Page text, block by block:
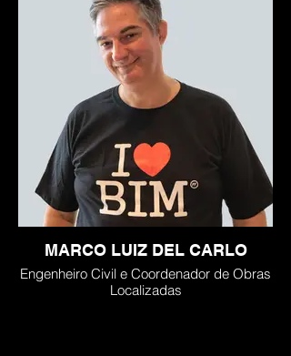
MARCO LUIZ DEL CARLO
Engenheiro Civil e Coordenador de Obras
Localizadas